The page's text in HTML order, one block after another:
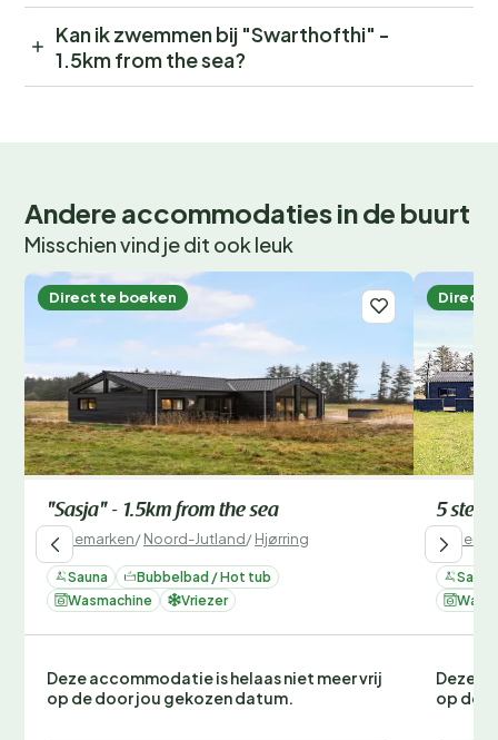
Kan ik zwemmen bij "Swarthofthi" -
1.5km from the sea?
Andere accommodaties in de buurt
Misschien vind je dit ook leuk
Direct te boeken
"Sasja" - 1.5km from the sea
Denemarken/Noord-Jutland/Hjørring
Sauna
Bubbelbad / Hot tub
Wasmachine
Vriezer
Deze accommodatie is helaas niet meer vrij
op de door jou gekozen datum.
Direct
5
Sauna
Deze
op de